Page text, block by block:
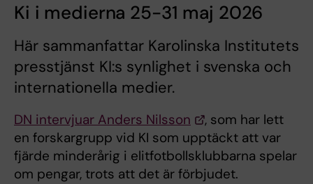
Ki i medierna 25-31 maj 2026
Här sammanfattar Karolinska Institutets
presstjänst KI:s synlighet i svenska och
internationella medier.
DN intervjuar Anders Nilsson
, som har lett
en forskargrupp vid KI som upptäckt att var
fjärde minderårig i elitfotbollsklubbarna spelar
om pengar, trots att det är förbjudet.